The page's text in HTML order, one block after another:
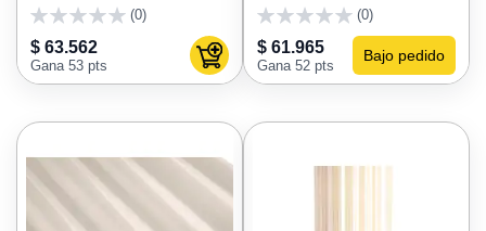
(0)
$ 63.562
Gana 53 pts Agregar al carrito
(0)
$ 61.965
Gana 52 pts
Bajo pedido